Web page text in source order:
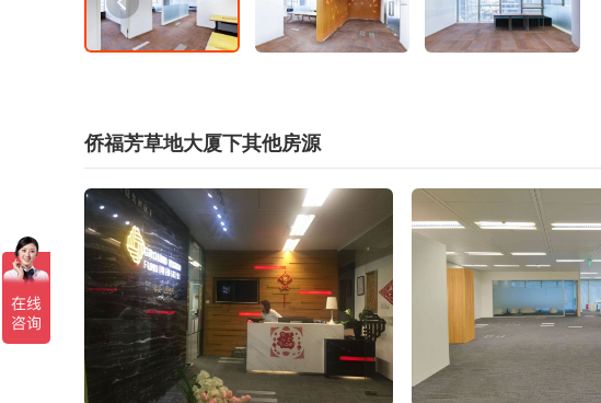
侨福芳草地大厦下其他房源